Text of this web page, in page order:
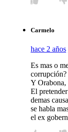
Carmelo
hace 2 años
Es mas o
corrupción?
Y Orabona,
El
demas
se habla
el ex